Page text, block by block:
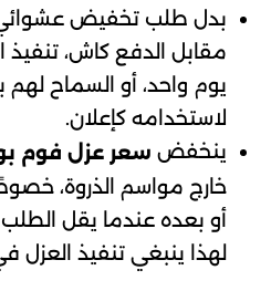
بدل طلب تخفيض
مقابل الدفع كاش، تنفيذ
يوم واحد، أو السماح لهم
لاستخدامه كإعلان.
ينخفض سعر عزل فوم
خارج مواسم الذروة،
أو بعده عندما يقل الطلب
لهذا ينبغي تنفيذ العزل